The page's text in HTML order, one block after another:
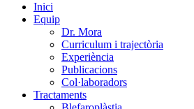
Inici
Equip
Dr. Mora
Curriculum i trajectòria
Experiència
Publicacions
Col·laboradors
Tractaments